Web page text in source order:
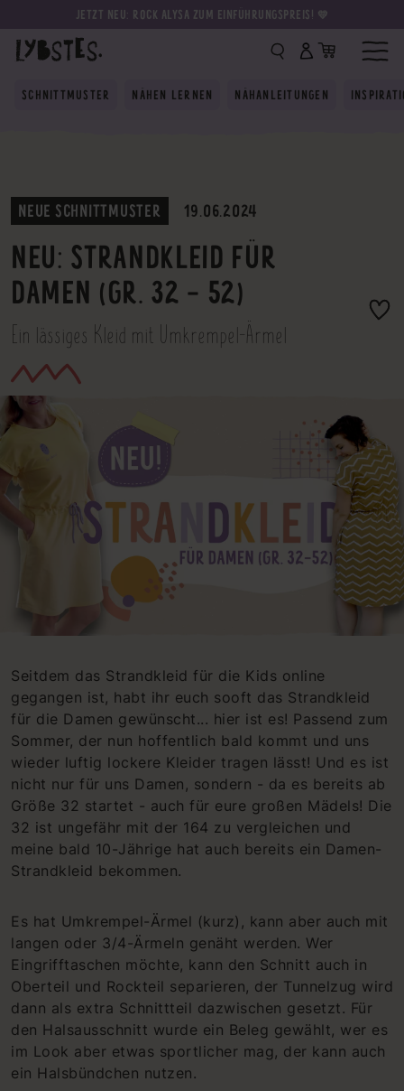
JETZT NEU: ROCK ALYSA ZUM EINFÜHRUNGSPREIS! 💛
SCHNITTMUSTER NÄHEN LERNEN NÄHANLEITUNGEN
NEUE SCHNITTMUSTER 19.06.2024
NEU: STRANDKLEID FÜR
DAMEN (GR. 32 - 52)
Ein lässiges Kleid mit Umkrempel-Ärmel
Seitdem das Strandkleid für die Kids online
gegangen ist, habt ihr euch sooft das Strandkleid
für die Damen gewünscht... hier ist es! Passend zum
Sommer, der nun hoffentlich bald kommt und uns
wieder luftig lockere Kleider tragen lässt! Und es ist
nicht nur für uns Damen, sondern - da es bereits ab
Größe 32 startet - auch für eure großen Mädels! Die
32 ist ungefähr mit der 164 zu vergleichen und
meine bald 10-Jährige hat auch bereits ein Damen-
Strandkleid bekommen.
Es hat Umkrempel-Ärmel (kurz), kann aber auch mit
langen oder 3/4-Ärmeln genäht werden. Wer
Eingrifftaschen möchte, kann den Schnitt auch in
Oberteil und Rockteil separieren, der Tunnelzug wird
dann als extra Schnittteil dazwischen gesetzt. Für
den Halsausschnitt wurde ein Beleg gewählt, wer es
im Look aber etwas sportlicher mag, der kann auch
ein Halsbündchen nutzen.